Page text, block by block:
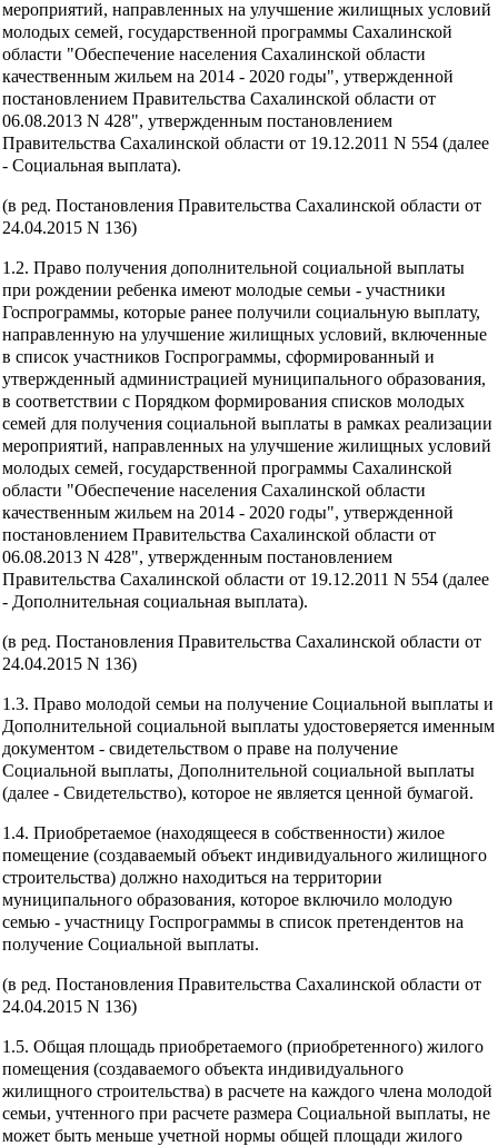
мероприятий, направленных на улучшение жилищных условий
молодых семей, государственной программы Сахалинской
области "Обеспечение населения Сахалинской области
качественным жильем на 2014 - 2020 годы", утвержденной
постановлением Правительства Сахалинской области от
06.08.2013 N 428", утвержденным постановлением
Правительства Сахалинской области от 19.12.2011 N 554 (далее
- Социальная выплата).
(в ред. Постановления Правительства Сахалинской области от
24.04.2015 N 136)
1.2. Право получения дополнительной социальной выплаты
при рождении ребенка имеют молодые семьи - участники
Госпрограммы, которые ранее получили социальную выплату,
направленную на улучшение жилищных условий, включенные
в список участников Госпрограммы, сформированный и
утвержденный администрацией муниципального образования,
в соответствии с Порядком формирования списков молодых
семей для получения социальной выплаты в рамках реализации
мероприятий, направленных на улучшение жилищных условий
молодых семей, государственной программы Сахалинской
области "Обеспечение населения Сахалинской области
качественным жильем на 2014 - 2020 годы", утвержденной
постановлением Правительства Сахалинской области от
06.08.2013 N 428", утвержденным постановлением
Правительства Сахалинской области от 19.12.2011 N 554 (далее
- Дополнительная социальная выплата).
(в ред. Постановления Правительства Сахалинской области от
24.04.2015 N 136)
1.3. Право молодой семьи на получение Социальной выплаты и
Дополнительной социальной выплаты удостоверяется именным
документом - свидетельством о праве на получение
Социальной выплаты, Дополнительной социальной выплаты
(далее - Свидетельство), которое не является ценной бумагой.
1.4. Приобретаемое (находящееся в собственности) жилое
помещение (создаваемый объект индивидуального жилищного
строительства) должно находиться на территории
муниципального образования, которое включило молодую
семью - участницу Госпрограммы в список претендентов на
получение Социальной выплаты.
(в ред. Постановления Правительства Сахалинской области от
24.04.2015 N 136)
1.5. Общая площадь приобретаемого (приобретенного) жилого
помещения (создаваемого объекта индивидуального
жилищного строительства) в расчете на каждого члена молодой
семьи, учтенного при расчете размера Социальной выплаты, не
может быть меньше учетной нормы общей площади жилого